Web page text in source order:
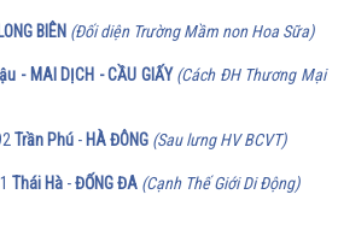
LONG BIÊN (Đối diện Trường Mầm non Hoa Sữa)
- MAI DỊCH - CẦU GIẤY (Cách ĐH Thương Mại
Trần Phú - HÀ ĐÔNG (Sau lưng HV BCVT)
Thái Hà -ĐỐNG ĐA (Cạnh Thế Giới Di Động)